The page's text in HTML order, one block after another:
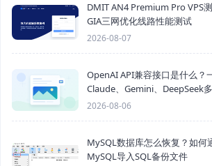
DMIT AN4 Premium Pro VPS
GIA三网优化线路性能测试
2026-08-07
OpenAI API兼容接口是什么？
Claude、Gemini、DeepSeek
2026-08-06
MySQL数据库怎么恢复？如
MySQL导入SQL备份文件